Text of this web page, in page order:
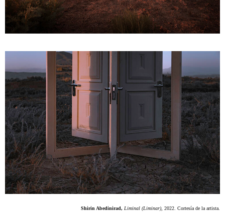
Shirin Abedinirad, Liminal (Liminar), 2022. Cortesía de la artista.